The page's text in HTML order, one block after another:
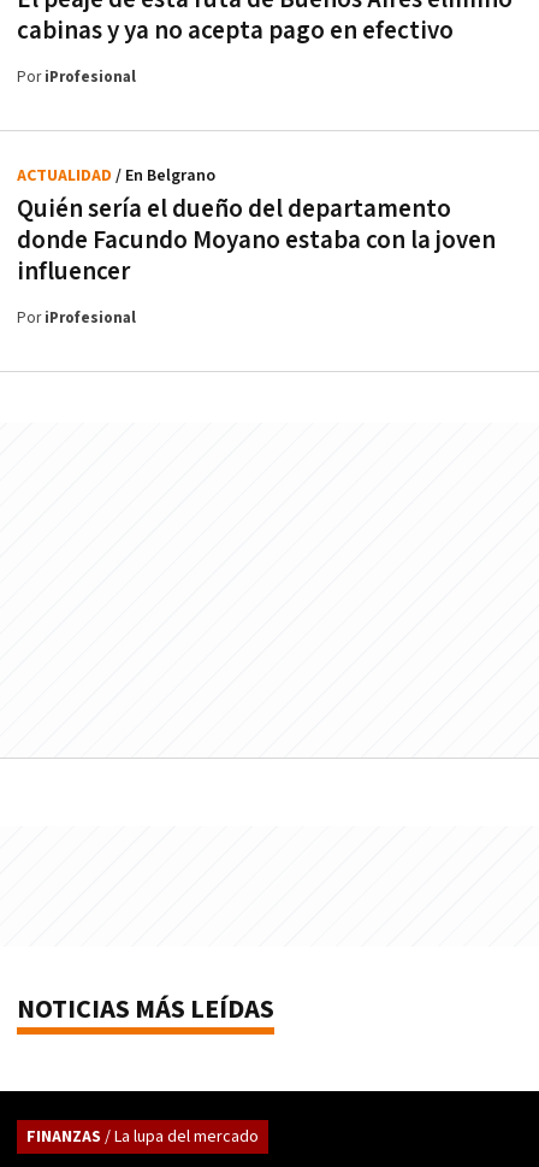
cabinas y ya no acepta pago en efectivo
PoriProfesional
Quién sería el dueño del departamento
donde Facundo Moyano estaba con la joven
influencer
ACTUALIDAD / En Belgrano
PoriProfesional
NOTICIAS MÁS LEÍDAS
FINANZAS / La lupa del mercado